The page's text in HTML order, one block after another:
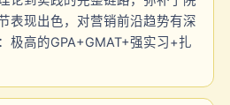
表现出色，对营销前沿趋势有深
极高的GPA+GMAT+强实习+扎